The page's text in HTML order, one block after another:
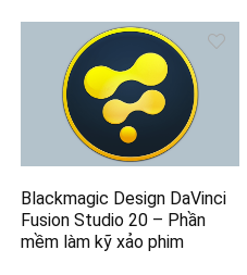
Blackmagic Design DaVinci
Fusion Studio 20 – Phần
mềm làm kỹ xảo phim